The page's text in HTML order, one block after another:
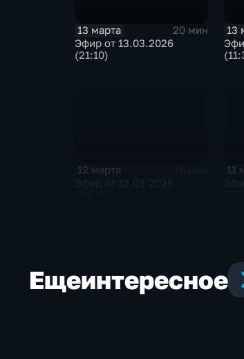
13 марта
20 мин
Эфир от 13.03.2026
(21:10)
13
12 марта 11
Ещеинтересное